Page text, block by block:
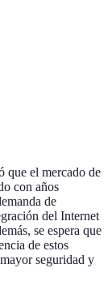
que el mercado de
con años
de
del Internet
se espera que
de estos
seguridad y